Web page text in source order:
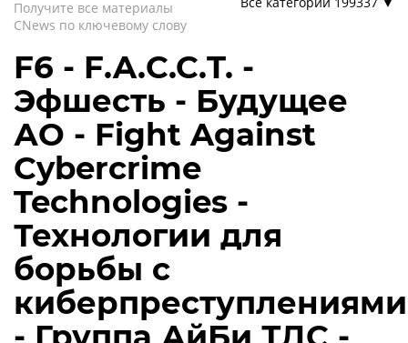
Получите все материалы
CNews по ключевому слову
F6 - F.A.С.С.T. -
Эфшесть - Будущее
АО - Fight Against
Cybercrime
Technologies -
Технологии для
борьбы с
киберпреступлениями